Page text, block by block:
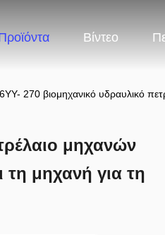
Βίντεο
6YY- 270 βιομηχανικό υδραυλικό
μηχανών
τη μηχανή για τη